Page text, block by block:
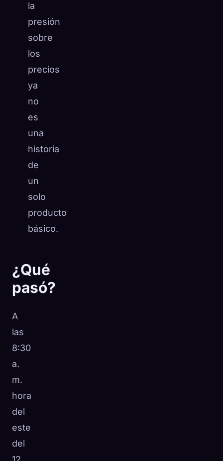
la
presión
sobre
los
precios
ya
no
es
una
historia
de
un
solo
producto
básico.
¿Qué
pasó?
A
las
8:30
a.
m.
hora
del
este
del